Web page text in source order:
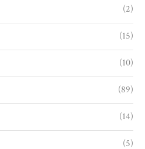
(2)
(15)
(10)
(89)
(14)
(5)